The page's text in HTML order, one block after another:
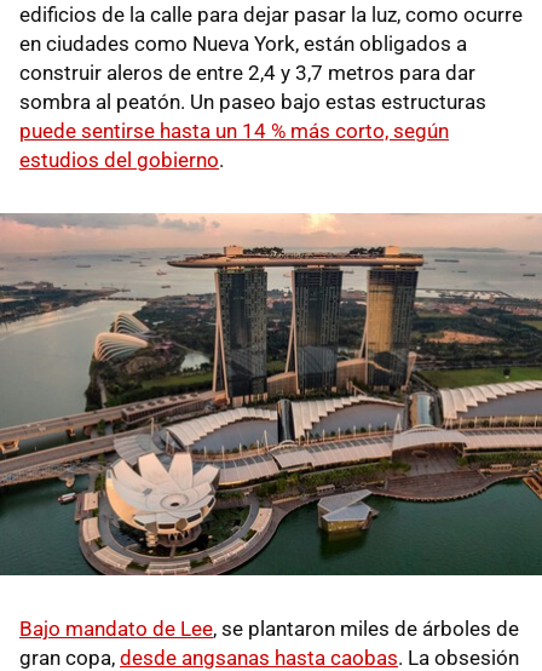
edificios de la calle para dejar pasar la luz, como ocurre
en ciudades como Nueva York, están obligados a
construir aleros de entre 2,4 y 3,7 metros para dar
sombra al peatón. Un paseo bajo estas estructuras
puede sentirse hasta un 14 % más corto, según
estudios del gobierno.
Bajo mandato de Lee, se plantaron miles de árboles de
gran copa, desde angsanas hasta caobas. La obsesión